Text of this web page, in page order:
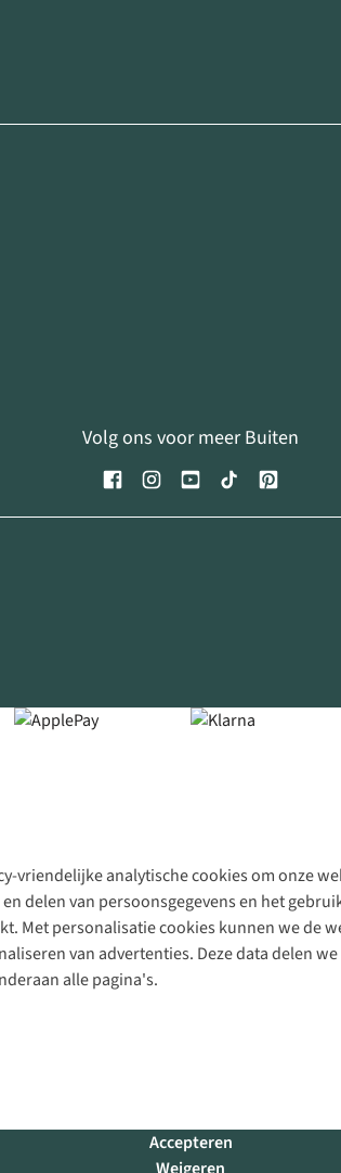
vriendelijke analytische cookies om onze
delen van persoonsgegevens en het
personalisatie cookies kunnen we de
van advertenties. Deze data delen
alle pagina's.
Accepteren
Volg ons voor meer Buiten